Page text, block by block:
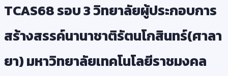
TCAS68 รอบ 3 วิทยาลัยผู้ประกอบการ
สร้างสรรค์นานาชาติรัตนโกสินทร์(ศาลา
ยา) มหาวิทยาลัยเทคโนโลยีราชมงคล